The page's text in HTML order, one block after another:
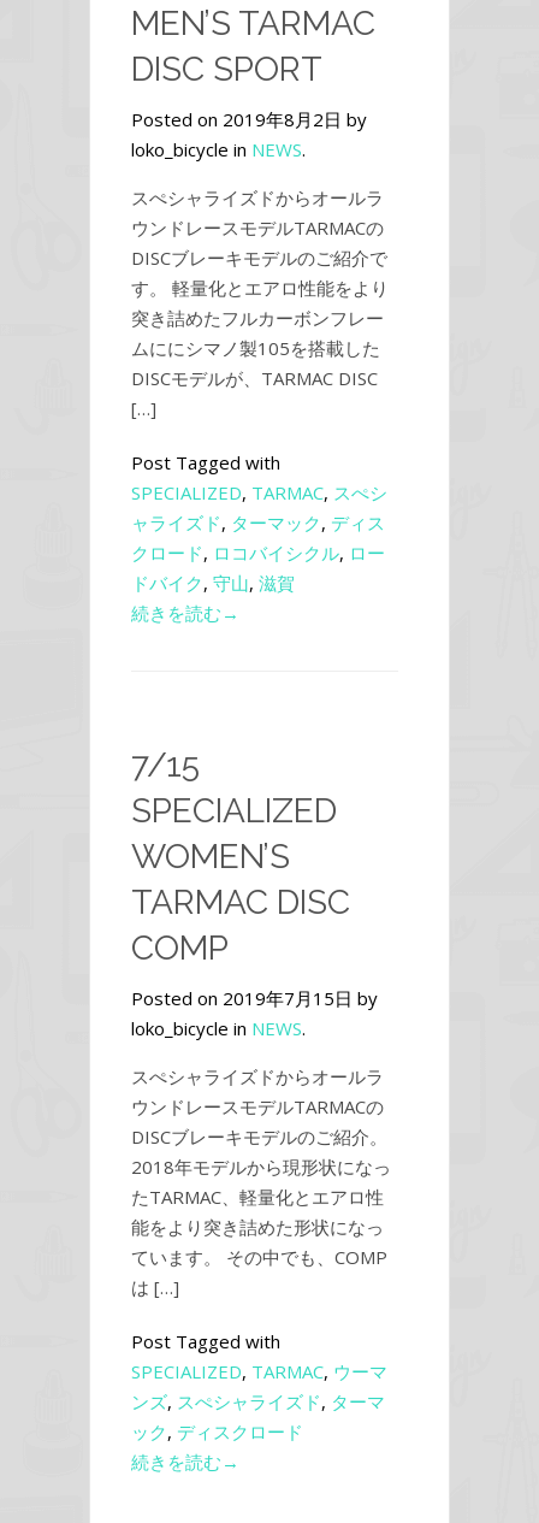
MEN’S TARMAC
DISC SPORT
Posted on 2019年8月2日 by
loko_bicycle in NEWS.
スぺシャライズドからオールラ
ウンドレースモデルTARMACの
DISCブレーキモデルのご紹介で
す。 軽量化とエアロ性能をより
突き詰めたフルカーボンフレー
ムににシマノ製105を搭載した
DISCモデルが、TARMAC DISC
[…]
Post Tagged with
SPECIALIZED, TARMAC, スぺシ
ャライズド, ターマック, ディス
クロード, ロコバイシクル, ロー
ドバイク, 守山, 滋賀
続きを読む→
7/15
SPECIALIZED
WOMEN’S
TARMAC DISC
COMP
Posted on 2019年7月15日 by
loko_bicycle in NEWS.
スぺシャライズドからオールラ
ウンドレースモデルTARMACの
DISCブレーキモデルのご紹介。
2018年モデルから現形状になっ
たTARMAC、軽量化とエアロ性
能をより突き詰めた形状になっ
ています。 その中でも、COMP
は […]
Post Tagged with
SPECIALIZED, TARMAC, ウーマ
ンズ, スぺシャライズド, ターマ
ック, ディスクロード
続きを読む→